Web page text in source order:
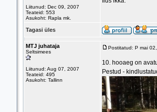
Liitunud: Dec 09, 2007
Teateid: 553
Asukoht: Rapla mk.
Tagasi üles
MTJ juhataja
Seltsimees
Liitunud: Aug 07, 2007
Teateid: 495
Asukoht: Tallinn
Postitatud: P mai
10. hooaeg on
Pestud -